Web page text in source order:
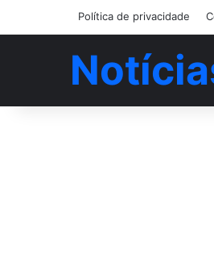
Política de privacidade